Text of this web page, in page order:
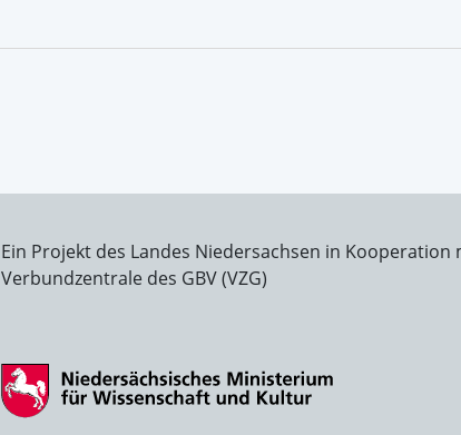
Ein Projekt des Landes Niedersachsen in
Verbundzentrale des GBV (VZG)